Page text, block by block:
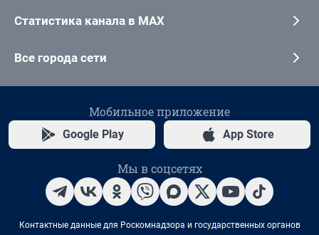
Статистика канала в MAX
Все города сети
Мобильное приложение
Google Play App Store
Мы в соцсетях
Контактные данные для Роскомнадзора и государственных органов